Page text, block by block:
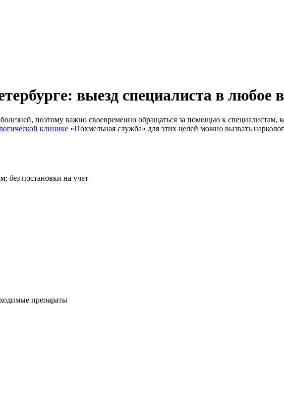
выезд специалиста в любое
поэтому важно своевременно обращаться за помощью к специалистам,
клинике «Похмельная служба» для этих целей можно вызвать
без постановки на учет
препараты